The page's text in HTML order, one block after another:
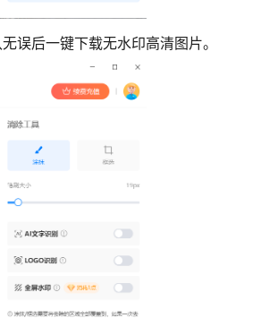
误后一键下载无水印高清图片。